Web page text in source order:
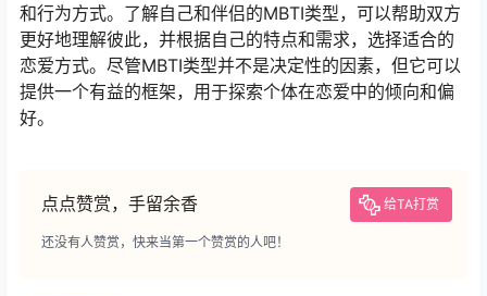
和行为方式。了解自己和伴侣的MBTI类型，可以帮助双方
更好地理解彼此，并根据自己的特点和需求，选择适合的
恋爱方式。尽管MBTI类型并不是决定性的因素，但它可以
提供一个有益的框架，用于探索个体在恋爱中的倾向和偏
好。
点点赞赏，手留余香 给TA打赏
还没有人赞赏，快来当第一个赞赏的人吧！